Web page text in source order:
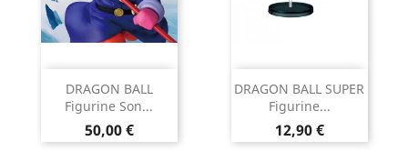
DRAGON BALL
Figurine Son...
Prix
50,00 €
DRAGON BALL SUPER
Figurine...
Prix
12,90 €